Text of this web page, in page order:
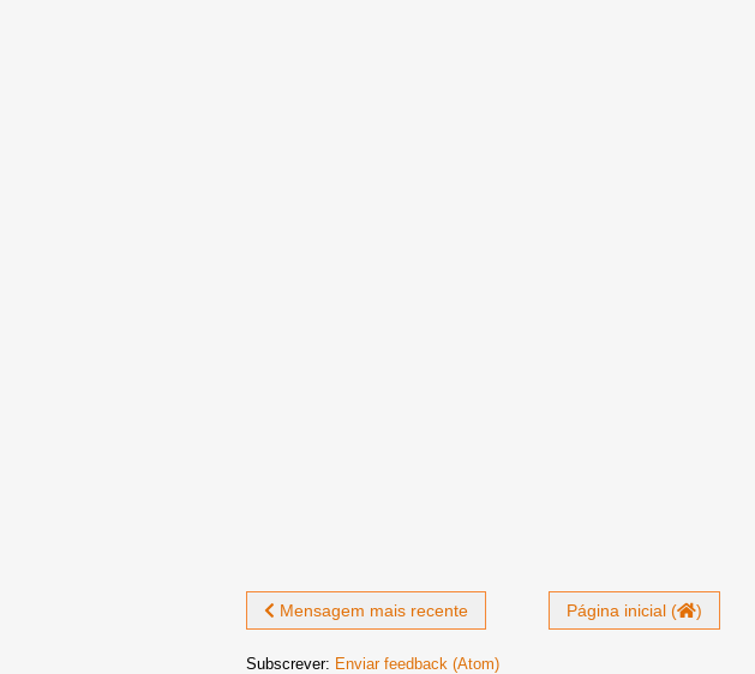
Mensagem mais recente Página inicial ( )
Subscrever: Enviar feedback (Atom)